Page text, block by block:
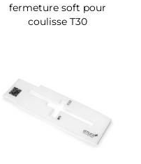
fermeture soft pour
coulisse T30